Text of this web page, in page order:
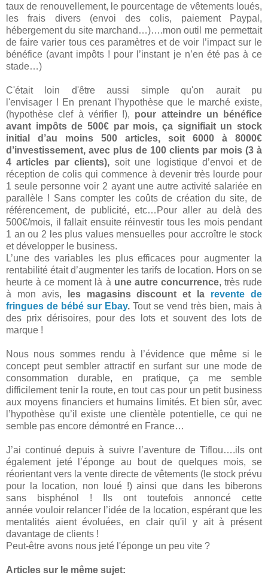
taux de renouvellement, le pourcentage de vêtements loués,
les frais divers (envoi des colis, paiement Paypal,
hébergement du site marchand…)….mon outil me permettait
de faire varier tous ces paramètres et de voir l’impact sur le
bénéfice (avant impôts ! pour l’instant je n’en été pas à ce
stade…)
C'était loin d'être aussi simple qu'on aurait pu
l'envisager ! En prenant l'hypothèse que le marché existe,
(hypothèse clef à vérifier !), pour atteindre un bénéfice
avant impôts de 500€ par mois, ça signifiait un stock
initial d’au moins 500 articles, soit 6000 à 8000€
d’investissement, avec plus de 100 clients par mois (3 à
4 articles par clients), soit une logistique d’envoi et de
réception de colis qui commence à devenir très lourde pour
1 seule personne voir 2 ayant une autre activité salariée en
parallèle ! Sans compter les coûts de création du site, de
référencement, de publicité, etc…Pour aller au delà des
500€/mois, il fallait ensuite réinvestir tous les mois pendant
1 an ou 2 les plus values mensuelles pour accroître le stock
et développer le business.
L’une des variables les plus efficaces pour augmenter la
rentabilité était d’augmenter les tarifs de location. Hors on se
heurte à ce moment là à une autre concurrence, très rude
à mon avis,
les magasins discount et la revente de
fringues de bébé sur Ebay. Tout se vend très bien, mais à
des prix dérisoires, pour des lots et souvent des lots de
marque !
Nous nous sommes rendu à l’évidence que même si le
concept peut sembler attractif en surfant sur une mode de
consommation durable, en pratique, ça me semble
difficilement tenir la route, en tout cas pour un petit business
aux moyens financiers et humains limités. Et bien sûr, avec
l’hypothèse qu’il existe une clientèle potentielle, ce qui ne
semble pas encore démontré en France…
J’ai continué depuis à suivre l’aventure de Tiflou….ils ont
également jeté l’éponge au bout de quelques mois, se
réorientant vers la vente directe de vêtements (le stock prévu
pour la location, non loué !) ainsi que dans les biberons
sans bisphénol ! Ils ont toutefois annoncé cette
année vouloir relancer l’idée de la location, espérant que les
mentalités aient évoluées, en clair qu'il y ait à présent
davantage de clients !
Peut-être avons nous jeté l'éponge un peu vite ?
Articles sur le même sujet: